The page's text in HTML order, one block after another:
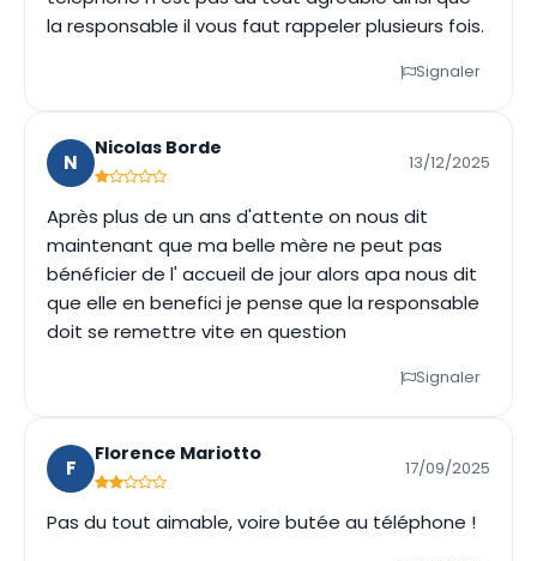
la responsable il vous faut rappeler plusieurs fois.
Signaler
N
Nicolas Borde
13/12/2025
Après plus de un ans d'attente on nous dit
maintenant que ma belle mère ne peut pas
bénéficier de l' accueil de jour alors apa nous dit
que elle en benefici je pense que la responsable
doit se remettre vite en question
Signaler
F
Florence Mariotto
17/09/2025
Pas du tout aimable, voire butée au téléphone !